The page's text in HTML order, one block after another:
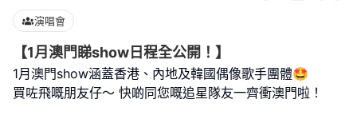
演唱會
【1月澳門睇show日程全公開！】
1月澳門show涵蓋香港、內地及韓國偶像歌手團體🤩
買咗飛嘅朋友仔～ 快啲同您嘅追星隊友一齊衝澳門啦！